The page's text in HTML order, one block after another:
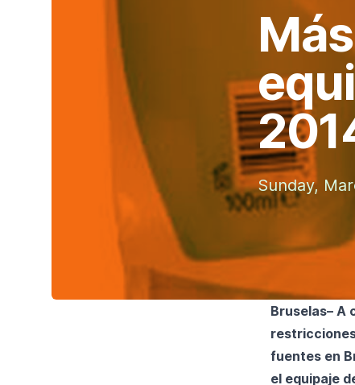
Sunday,
Bruselas– A
fuentes en
el equipaje